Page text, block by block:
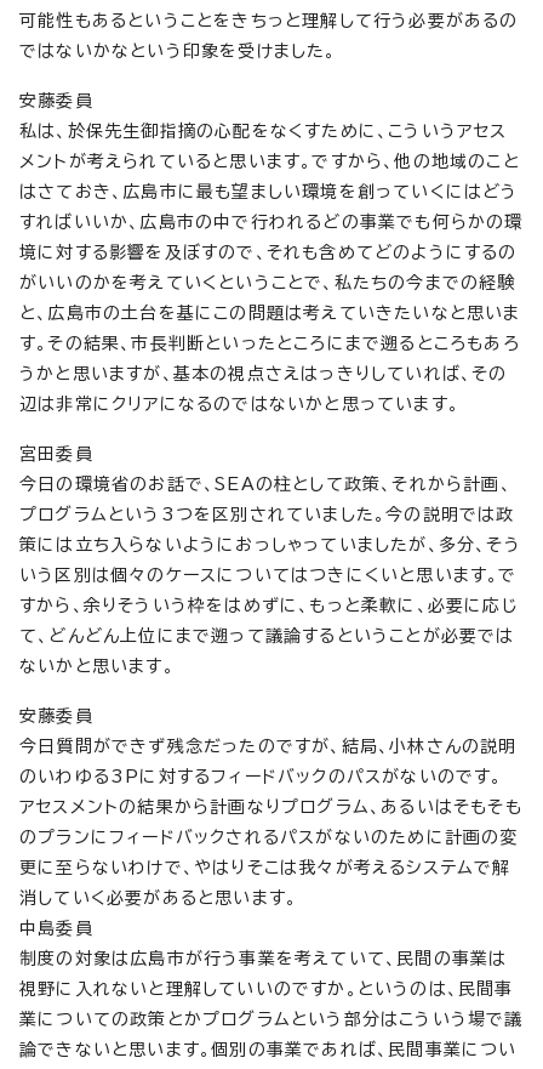
可能性もあるということをきちっと理解して行う必要があるの
ではないかなという印象を受けました。
安藤委員
私は、於保先生御指摘の心配をなくすために、こういうアセス
メントが考えられていると思います。ですから、他の地域のこと
はさておき、広島市に最も望ましい環境を創っていくにはどう
すればいいか、広島市の中で行われるどの事業でも何らかの環
境に対する影響を及ぼすので、それも含めてどのようにするの
がいいのかを考えていくということで、私たちの今までの経験
と、広島市の土台を基にこの問題は考えていきたいなと思いま
す。その結果、市長判断といったところにまで遡るところもあろ
うかと思いますが、基本の視点さえはっきりしていれば、その
辺は非常にクリアになるのではないかと思っています。
宮田委員
今日の環境省のお話で、SEAの柱として政策、それから計画、
プログラムという3つを区別されていました。今の説明では政
策には立ち入らないようにおっしゃっていましたが、多分、そう
いう区別は個々のケースについてはつきにくいと思います。で
すから、余りそういう枠をはめずに、もっと柔軟に、必要に応じ
て、どんどん上位にまで遡って議論するということが必要では
ないかと思います。
安藤委員
今日質問ができず残念だったのですが、結局、小林さんの説明
のいわゆる3Pに対するフィードバックのパスがないのです。
アセスメントの結果から計画なりプログラム、あるいはそもそも
のプランにフィードバックされるパスがないのために計画の変
更に至らないわけで、やはりそこは我々が考えるシステムで解
消していく必要があると思います。
中島委員
制度の対象は広島市が行う事業を考えていて、民間の事業は
視野に入れないと理解していいのですか。というのは、民間事
業についての政策とかプログラムという部分はこういう場で議
論できないと思います。個別の事業であれば、民間事業につい